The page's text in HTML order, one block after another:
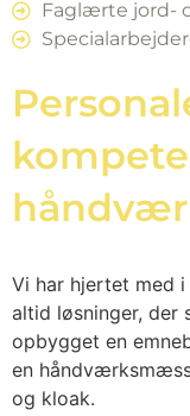
Faglærte jord-
Vi har hjertet med
altid løsninger,
opbygget en
en
og kloak.